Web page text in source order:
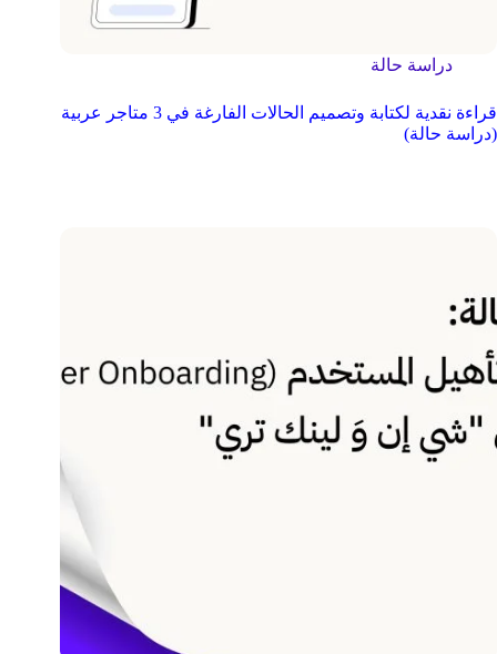
دراسة حالة
قراءة نقدية لكتابة وتصميم الحالات الفارغة في 3 متاجر عربية
(دراسة حالة)